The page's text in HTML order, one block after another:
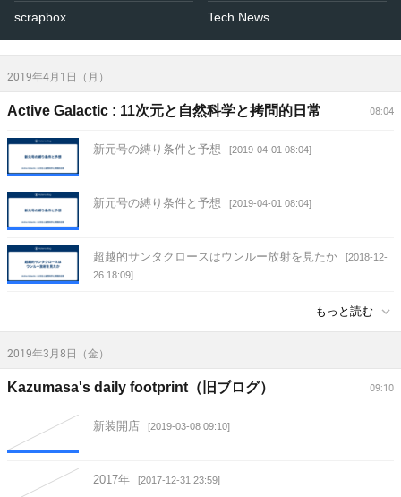
scrapbox Tech News
2019年4月1日（月）
08:04
Active Galactic : 11次元と自然科学と拷問的日常
新元号の縛り条件と予想 [2019-04-01 08:04]
新元号の縛り条件と予想 [2019-04-01 08:04]
超越的サンタクロースはウンルー放射を見たか
[2018-12-
26 18:09]
もっと読む
2019年3月8日（金）
09:10
Kazumasa's daily footprint（旧ブログ）
新装開店 [2019-03-08 09:10]
2017年 [2017-12-31 23:59]